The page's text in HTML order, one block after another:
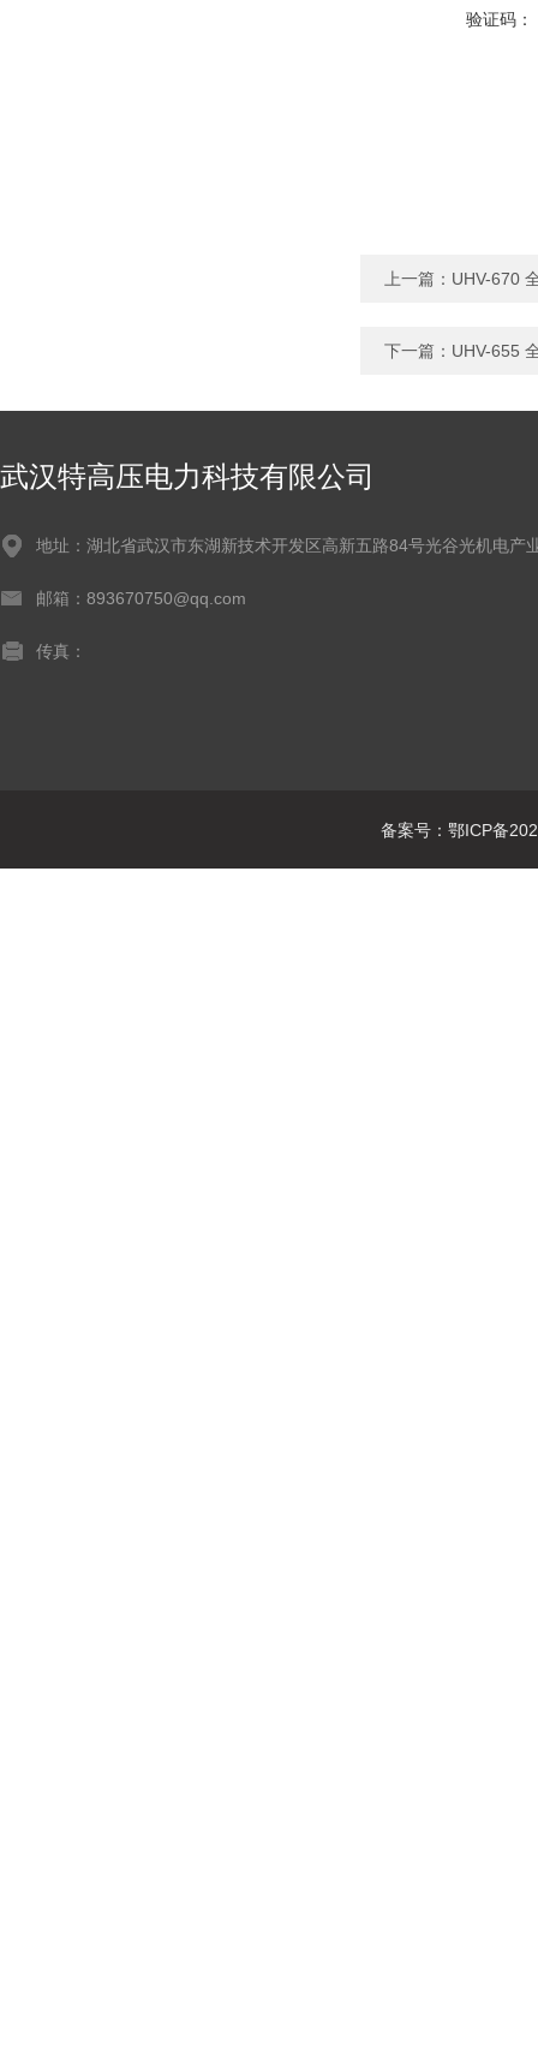
验证码：
上一篇： UHV-670
下一篇： UHV-655
武汉特高压电力科技有限公司
地址：湖北省武汉市东湖新技术开发区高新五路84号光谷光机电产
邮箱：893670750@qq.com
传真：
备案号：鄂ICP备